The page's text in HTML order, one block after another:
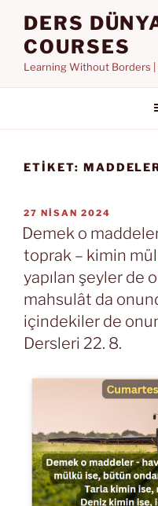
DERS
COURSES
Learning Without Borders |
ETIKET:
YAYIM
TARIHI
27 NISAN 2024
Demek o maddeler
toprak – kimin
yapılan şeyler de
mahsulât da
içindekiler de
Dersleri 22. 8.